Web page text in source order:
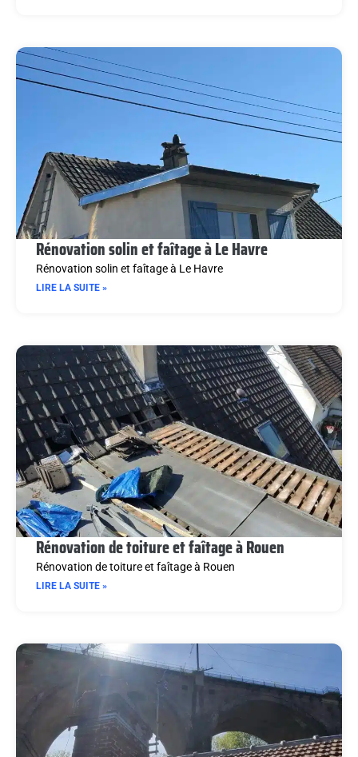
Rénovation solin et faîtage à Le Havre
Rénovation solin et faîtage à Le Havre
LIRE LA SUITE »
Rénovation de toiture et faîtage à Rouen
Rénovation de toiture et faîtage à Rouen
LIRE LA SUITE »